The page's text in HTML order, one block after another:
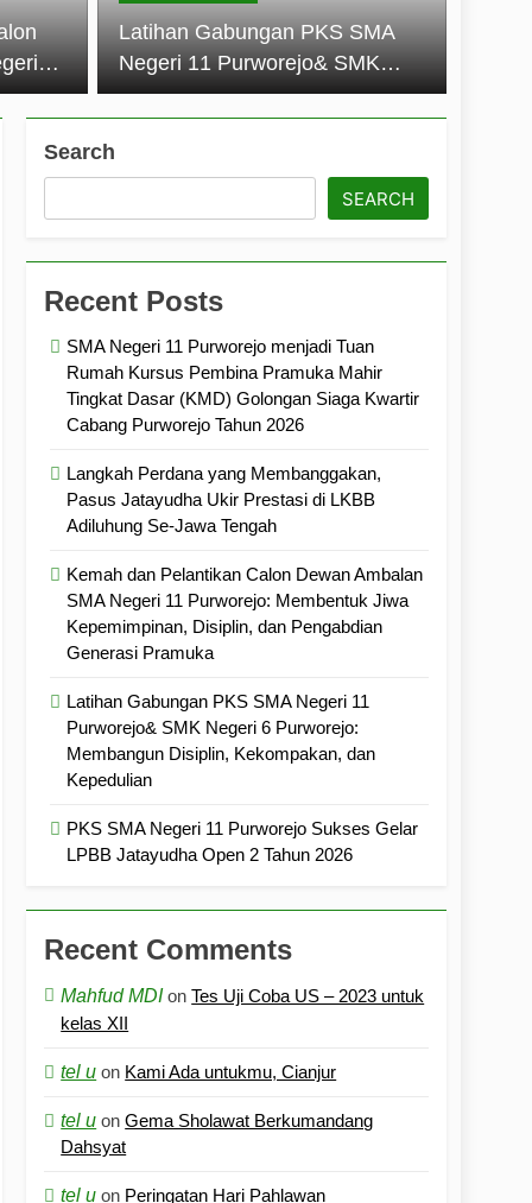
Jiwa
Latihan Gabungan PKS SMA
Negeri 11 Purworejo& SMK
Negeri 6 Purworejo:
Membangun Disiplin,
Search
SEARCH
Recent Posts
SMA Negeri 11 Purworejo menjadi Tuan
Rumah Kursus Pembina Pramuka Mahir
Tingkat Dasar (KMD) Golongan Siaga Kwartir
Cabang Purworejo Tahun 2026
Langkah Perdana yang Membanggakan,
Pasus Jatayudha Ukir Prestasi di LKBB
Adiluhung Se-Jawa Tengah
Kemah dan Pelantikan Calon Dewan Ambalan
SMA Negeri 11 Purworejo: Membentuk Jiwa
Kepemimpinan, Disiplin, dan Pengabdian
Generasi Pramuka
Latihan Gabungan PKS SMA Negeri 11
Purworejo& SMK Negeri 6 Purworejo:
Membangun Disiplin, Kekompakan, dan
Kepedulian
PKS SMA Negeri 11 Purworejo Sukses Gelar
LPBB Jatayudha Open 2 Tahun 2026
Recent Comments
Mahfud MDIonTes Uji Coba US – 2023 untuk
kelas XII
tel u on Kami Ada untukmu, Cianjur
tel u onGema Sholawat Berkumandang
Dahsyat
tel u on Peringatan Hari Pahlawan